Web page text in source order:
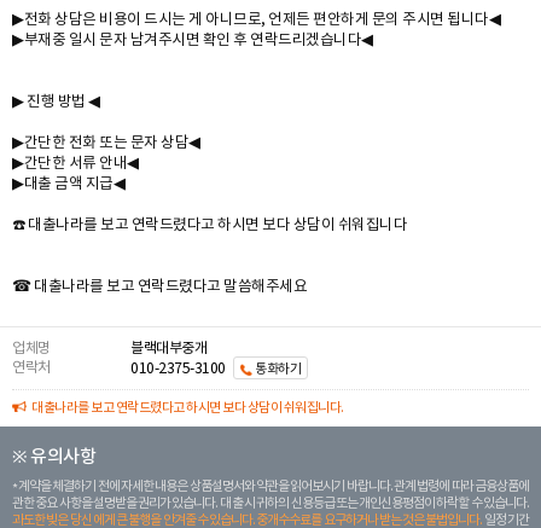
▶전화 상담은 비용이 드시는 게 아니므로, 언제든 편안하게 문의 주시면 됩니다◀
▶부재중 일시 문자 남겨주시면 확인 후 연락드리겠습니다◀
▶ 진행 방법 ◀
▶간단한 전화 또는 문자 상담◀
▶간단한 서류 안내◀
▶대출 금액 지급◀
☎️ 대출나라를 보고 연락드렸다고 하시면 보다 상담이 쉬워집니다
☎ 대출나라를 보고 연락드렸다고 말씀해주세요
업체명
블랙대부중개
연락처
010-2375-3100 통화하기
대출나라를 보고 연락드렸다고 하시면 보다 상담이 쉬워집니다.
※ 유의사항
계약을 체결하기 전에 자세한 내용은 상품설명서와 약관을 읽어보시기 바랍니다. 관계 법령에 따라 금융상품에
관한 중요 사항을 설명받을 권리가 있습니다. 대 출 시 귀하의 신용등급 또는 개인신용평점이 하락할 수 있습니다.
과도한 빚은 당신 에게 큰 불행을 안겨줄 수 있습니다. 중개수수료를 요구하거나 받는 것은 불법입니다. 일정 기간